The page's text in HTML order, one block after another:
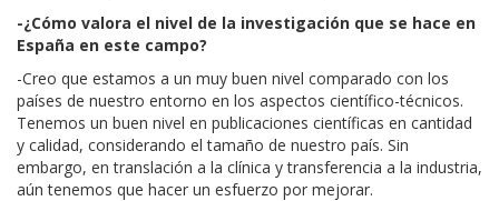
-¿Cómo valora el nivel de la investigación que se hace en
España en este campo?
-Creo que estamos a un muy buen nivel comparado con los
países de nuestro entorno en los aspectos científico-técnicos.
Tenemos un buen nivel en publicaciones científicas en cantidad
y calidad, considerando el tamaño de nuestro país. Sin
embargo, en translación a la clínica y transferencia a la industria,
aún tenemos que hacer un esfuerzo por mejorar.